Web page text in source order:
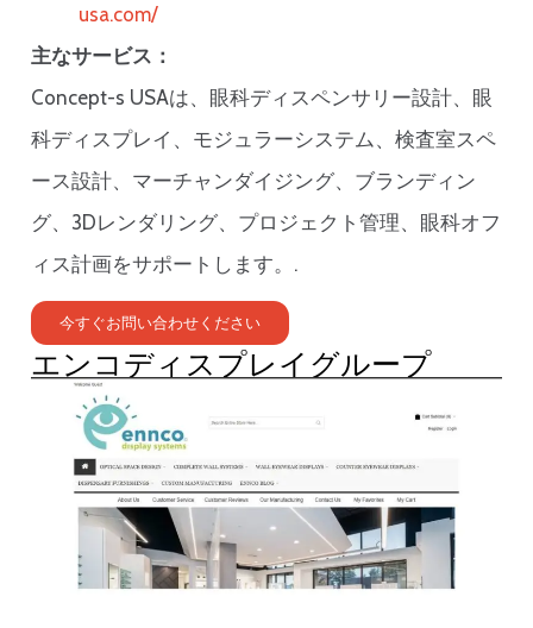
usa.com/
主なサービス：
Concept-s USAは、眼科ディスペンサリー設計、眼
科ディスプレイ、モジュラーシステム、検査室スペ
ース設計、マーチャンダイジング、ブランディン
グ、3Dレンダリング、プロジェクト管理、眼科オフ
ィス計画をサポートします。.
今すぐお問い合わせください
エンコディスプレイグループ